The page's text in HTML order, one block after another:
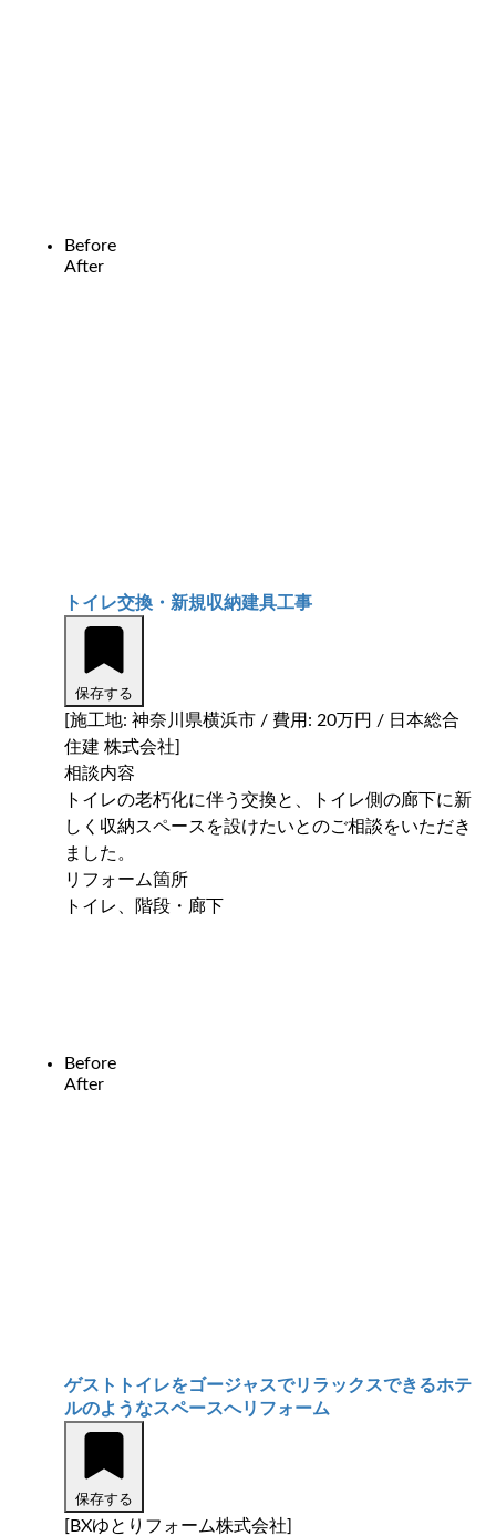
Before
After
トイレ交換・新規収納建具工事
保存する
[施工地: 神奈川県横浜市 / 費用: 20万円 / 日本総合
住建 株式会社]
相談内容
トイレの老朽化に伴う交換と、トイレ側の廊下に新
しく収納スペースを設けたいとのご相談をいただき
ました。
リフォーム箇所
トイレ、階段・廊下
Before
After
ゲストトイレをゴージャスでリラックスできるホテ
ルのようなスペースへリフォーム
保存する
[BXゆとりフォーム株式会社]